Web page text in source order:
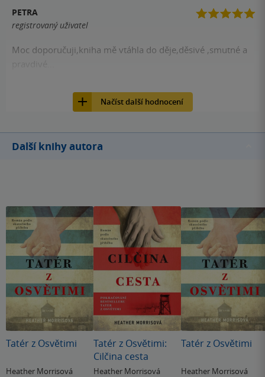
PETRA
registrovaný uživatel
Moc doporučuji,kniha mě vtáhla do děje,děsivé ,smutné a
Načíst další hodnocení
Další knihy autora
Tatér z Osvětimi
Heather Morrisová
Tatér z Osvětimi:
Cilčina cesta
Heather Morrisová
Tatér z Osvětimi
Heather Morrisová